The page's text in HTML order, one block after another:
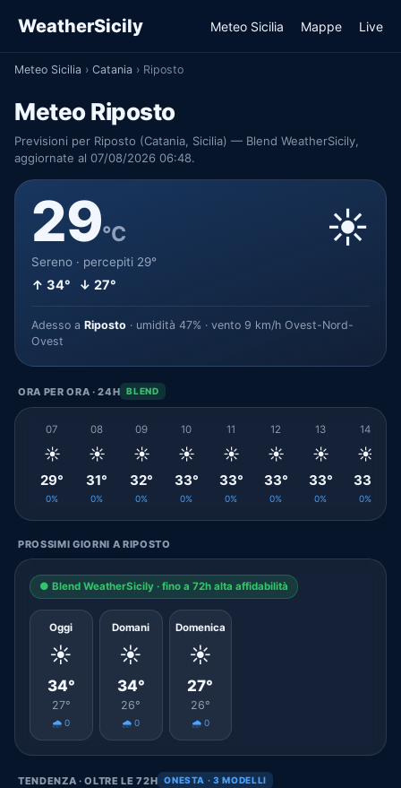
WeatherSicily Meteo Sicilia Mappe Live
Meteo Sicilia › Catania › Riposto
Meteo Riposto
Previsioni per Riposto (Catania, Sicilia) — Blend WeatherSicily,
aggiornate al 07/08/2026 06:48.
29°C
Sereno · percepiti 29°
↑ 34° ↓ 27°
☀️
Adesso a Riposto · umidità 47% · vento 9 km/h Ovest-Nord-
Ovest
ORA PER ORA · 24H BLEND
07
☀️
29°
0%
08
☀️
31°
0%
09
☀️
32°
0%
10
☀️
33°
0%
11
☀️
33°
0%
12
☀️
33°
0%
13
☀️
33°
0%
14
☀️
33°
0%
PROSSIMI GIORNI A RIPOSTO
● Blend WeatherSicily · fino a 72h alta affidabilità
Oggi
☀️
34°
27°
🌧️ 0
Domani
☀️
34°
26°
🌧️ 0
Domenica
☀️
27°
26°
🌧️ 0
TENDENZA · OLTRE LE 72H ONESTA · 3 MODELLI